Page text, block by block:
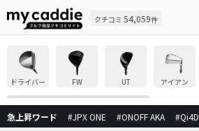
クチコミ 54,059件
ドライバー FW UT アイアン
急上昇ワード #JPX ONE #ONOFF AKA #Qi4D